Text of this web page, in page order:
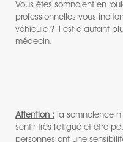
Vous êtes somnolent en
professionnelles vous
véhicule ? Il est d'autant
médecin.
Attention : la somnolence
sentir très fatigué et être
personnes ont une